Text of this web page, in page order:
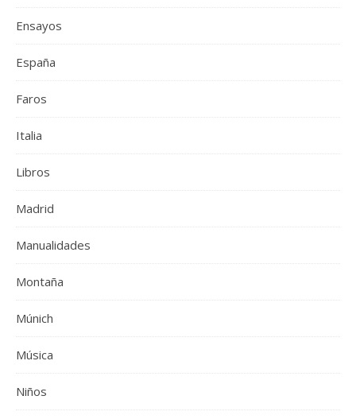
Ensayos
España
Faros
Italia
Libros
Madrid
Manualidades
Montaña
Múnich
Música
Niños